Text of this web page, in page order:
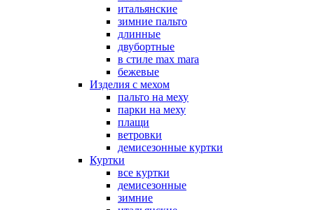
итальянские
зимние пальто
длинные
двубортные
в стиле max mara
бежевые
Изделия с мехом
пальто на меху
парки на меху
плащи
ветровки
демисезонные куртки
Куртки
все куртки
демисезонные
зимние